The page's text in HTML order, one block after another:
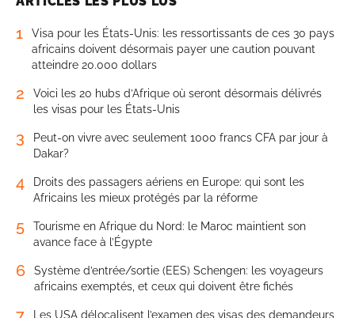
1
Visa pour les États-Unis: les ressortissants de ces 30 pays
africains doivent désormais payer une caution pouvant
atteindre 20.000 dollars
2
Voici les 20 hubs d’Afrique où seront désormais délivrés
les visas pour les États-Unis
3
Peut-on vivre avec seulement 1000 francs CFA par jour à
Dakar?
4
Droits des passagers aériens en Europe: qui sont les
Africains les mieux protégés par la réforme
5
Tourisme en Afrique du Nord: le Maroc maintient son
avance face à l’Égypte
6
Système d’entrée/sortie (EES) Schengen: les voyageurs
africains exemptés, et ceux qui doivent être fichés
Les USA délocalisent l’examen des visas des demandeurs